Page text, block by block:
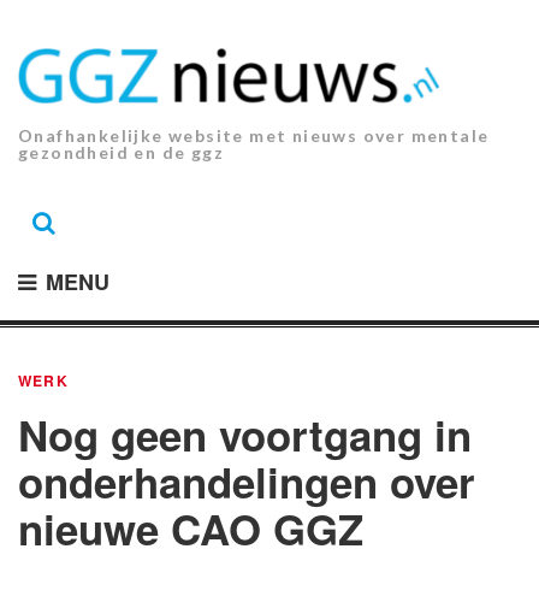
inhoud.
Onafhankelijke website met nieuws over mentale
gezondheid en de ggz
MENU
WERK
Nog geen voortgang in
onderhandelingen over
nieuwe CAO GGZ